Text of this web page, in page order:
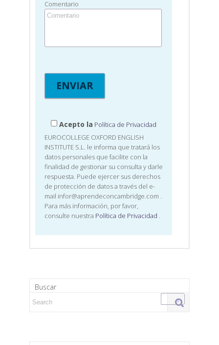
Comentario
Acepto la Política de Privacidad
EUROCOLLEGE OXFORD ENGLISH
INSTITUTE S.L. le informa que tratará los
datos personales que facilite con la
finalidad de gestionar su consulta y darle
respuesta. Puede ejercer sus derechos
de protección de datos a través del e-
mail infor@aprendeconcambridge.com .
Para más información, por favor,
consulte nuestra Política de Privacidad .
Buscar